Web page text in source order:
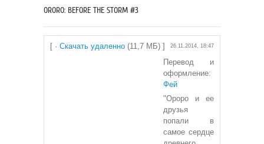
ORORO: BEFORE THE STORM #3
[ · Скачать удаленно (11,7 МБ) ] 26.11.2014, 18:47
Перевод и
оформление:
Фей
"Ороро и ее
друзья
попали в
самое сердце